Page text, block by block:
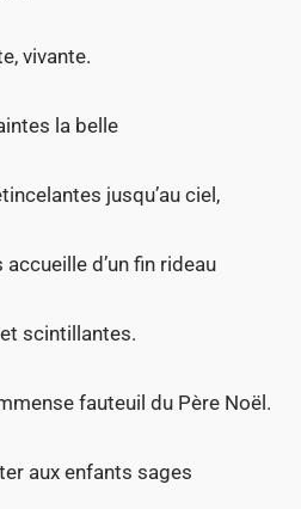
vivante.
la belle
jusqu’au ciel,
d’un fin rideau
scintillantes.
fauteuil du Père Noël.
aux enfants sages